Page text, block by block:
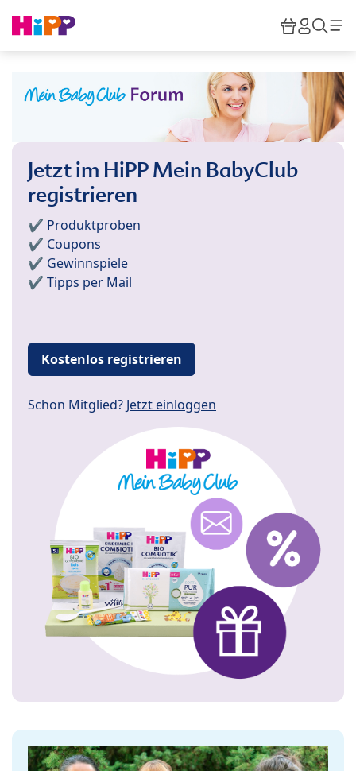
HiPP
Jetzt im HiPP Mein BabyClub
registrieren
✔️ Produktproben
✔️ Coupons
✔️ Gewinnspiele
✔️ Tipps per Mail
Kostenlos registrieren
Schon Mitglied? Jetzt einloggen